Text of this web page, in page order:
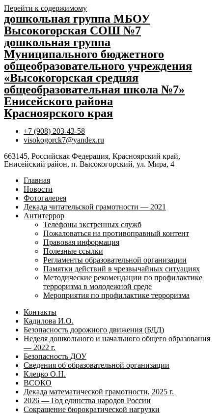
Перейти к содержимому
дошкольная группа МБОУ
Высокогорская СОШ №7
дошкольная группа
Муниципального бюджетного
общеобразовательного учреждения
«Высокогорская средняя
общеобразовательная школа №7»
Енисейского района
Красноярского края
+7 (908) 203-43-58
visokogorck7@yandex.ru
663145, Российская Федерация, Красноярский край,
Енисейский район, п. Высокогорский, ул. Мира, 4
Главная
Новости
Фотогалерея
Декада читательской грамотности — 2021
Антитеррор
Телефоны экстренных служб
Пожаловаться на противоправный контент
Правовая информация
Полезные ссылки
Регламенты образовательной организации
Памятки действий в чрезвычайных ситуациях
Методические рекомендации по профилактике
терроризма в молодежной среде
Мероприятия по профилактике терроризма
Контакты
Кадилова И.О.
Безопасность дорожного движения (БДД)
Неделя дошкольного и начального общего образования
— 2022 г.
Безопасность ДОУ
Сведения об образовательной организации
Клецко О.Н.
ВСОКО
Декада математической грамотности, 2025 г.
2026 — Год единства народов России
Сокращение бюрократической нагрузки